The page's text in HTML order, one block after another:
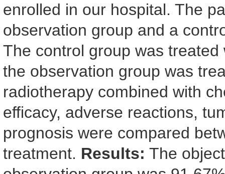
enrolled in our hospital. The
observation group and a
The control group was
the observation group was
radiotherapy combined with
efficacy, adverse reactions,
prognosis were compared
treatment. Results: The